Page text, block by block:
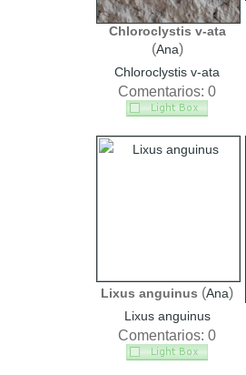
Chloroclystis v-ata
(Ana)
Chloroclystis v-ata
Comentarios: 0
Lixus anguinus (Ana)
Lixus anguinus
Comentarios: 0